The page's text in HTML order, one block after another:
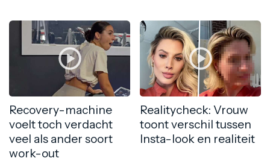
Recovery-machine
voelt toch verdacht
veel als ander soort
work-out
Realitycheck: Vrouw
toont verschil tussen
Insta-look en realiteit